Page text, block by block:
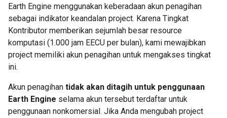
Earth Engine menggunakan keberadaan akun penagihan
sebagai indikator keandalan project. Karena Tingkat
Kontributor memberikan sejumlah besar resource
komputasi (1.000 jam EECU per bulan), kami mewajibkan
project memiliki akun penagihan untuk mengakses tingkat
ini.
Akun penagihan tidak akan ditagih untuk penggunaan
Earth Engine selama akun tersebut terdaftar untuk
penggunaan nonkomersial. Jika Anda mengubah project